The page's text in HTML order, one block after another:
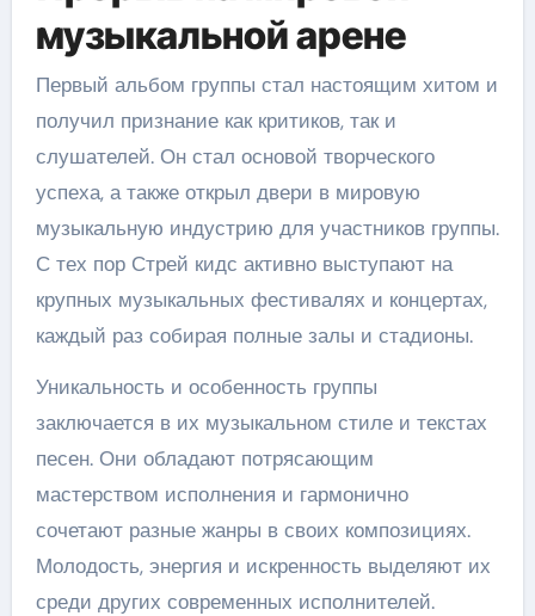
музыкальной арене
Первый альбом группы стал настоящим хитом и
получил признание как критиков, так и
слушателей. Он стал основой творческого
успеха, а также открыл двери в мировую
музыкальную индустрию для участников группы.
С тех пор Стрей кидс активно выступают на
крупных музыкальных фестивалях и концертах,
каждый раз собирая полные залы и стадионы.
Уникальность и особенность группы
заключается в их музыкальном стиле и текстах
песен. Они обладают потрясающим
мастерством исполнения и гармонично
сочетают разные жанры в своих композициях.
Молодость, энергия и искренность выделяют их
среди других современных исполнителей.